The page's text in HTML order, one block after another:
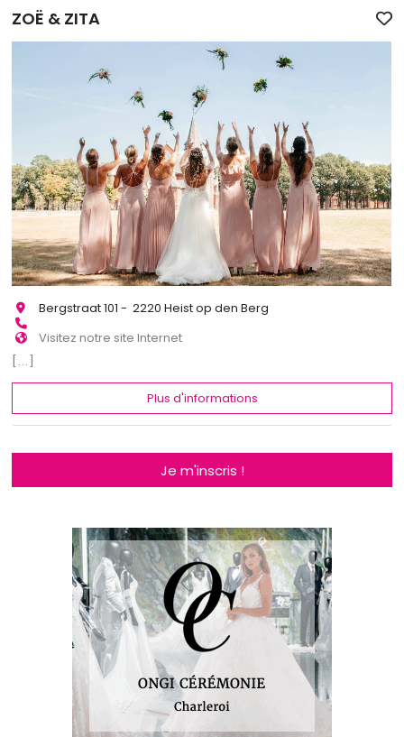
ZOË & ZITA
Bergstraat 101 - 2220 Heist op den Berg
Visitez notre site Internet
[...]
Plus d'informations
Je m'inscris !